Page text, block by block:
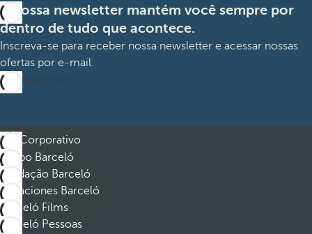
A nossa newsletter mantém você sempre por
dentro de tudo que acontece.
Inscreva-se para receber nossa newsletter e acessar nossas
ofertas por e-mail.
Inscrever-me
Corporativo
Grupo Barceló
Fundação Barceló
Vacaciones Barceló
Barceló Films
Barceló Pessoas